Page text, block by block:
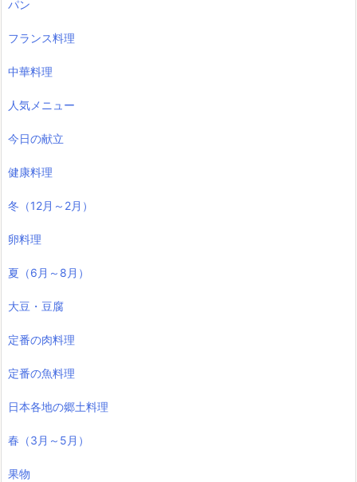
パン
フランス料理
中華料理
人気メニュー
今日の献立
健康料理
冬（12月～2月）
卵料理
夏（6月～8月）
大豆・豆腐
定番の肉料理
定番の魚料理
日本各地の郷土料理
春（3月～5月）
果物